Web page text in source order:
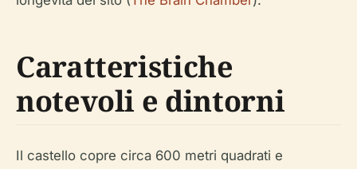
Caratteristiche
notevoli e dintorni
Il castello copre circa 600 metri quadrati e